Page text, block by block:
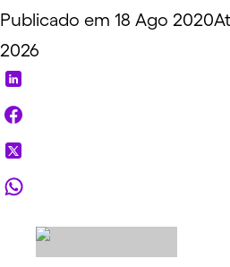
Publicado em 18 Ago 2020
2026